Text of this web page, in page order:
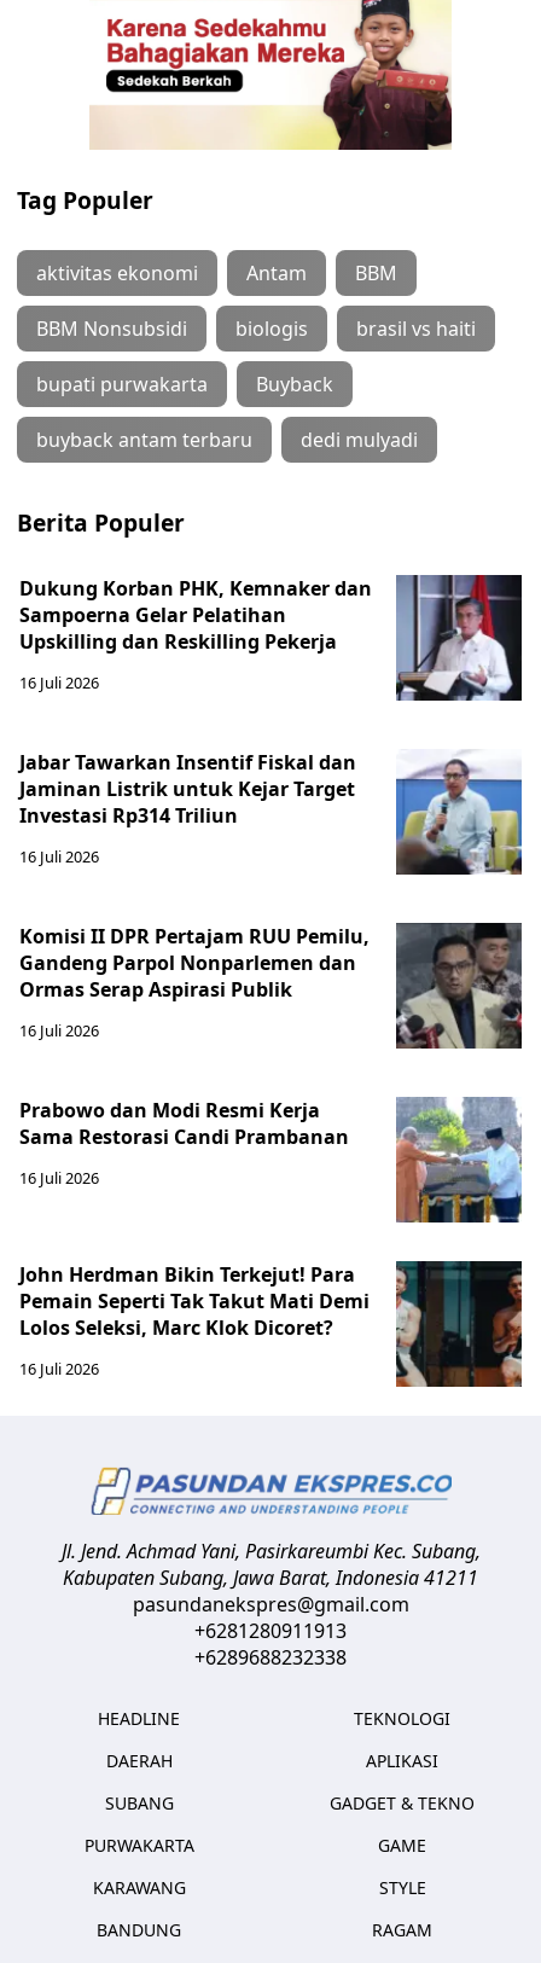
Tag Populer
aktivitas ekonomi Antam BBM
BBM Nonsubsidi biologis brasil vs haiti
bupati purwakarta Buyback
buyback antam terbaru dedi mulyadi
Berita Populer
Dukung Korban PHK, Kemnaker dan
Sampoerna Gelar Pelatihan
Upskilling dan Reskilling Pekerja
16 Juli 2026
Jabar Tawarkan Insentif Fiskal dan
Jaminan Listrik untuk Kejar Target
Investasi Rp314 Triliun
16 Juli 2026
Komisi II DPR Pertajam RUU Pemilu,
Gandeng Parpol Nonparlemen dan
Ormas Serap Aspirasi Publik
16 Juli 2026
Prabowo dan Modi Resmi Kerja
Sama Restorasi Candi Prambanan
16 Juli 2026
John Herdman Bikin Terkejut! Para
Pemain Seperti Tak Takut Mati Demi
Lolos Seleksi, Marc Klok Dicoret?
16 Juli 2026
Jl. Jend. Achmad Yani, Pasirkareumbi Kec. Subang,
Kabupaten Subang, Jawa Barat,Indonesia41211
pasundanekspres@gmail.com
+6281280911913
+6289688232338
HEADLINE
DAERAH
SUBANG
PURWAKARTA
KARAWANG
BANDUNG
TEKNOLOGI
APLIKASI
GADGET & TEKNO
GAME
STYLE
RAGAM